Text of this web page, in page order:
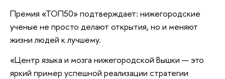
Премия «ТОП50» подтверждает: нижегородские
ученые не просто делают открытия, но и меняют
жизни людей к лучшему.
«Центр языка и мозга нижегородской Вышки — это
яркий пример успешной реализации стратегии